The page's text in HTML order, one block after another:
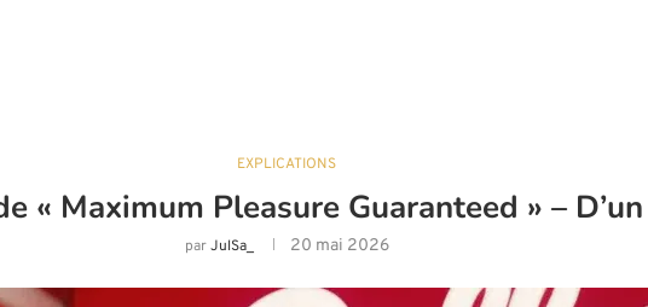
EXPLICATIONS
« Maximum Pleasure Guaranteed » –
parJulSa_ 20 mai 2026